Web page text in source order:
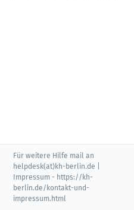
Für weitere Hilfe mail an
helpdesk(at)kh-berlin.de |
Impressum - https://kh-
berlin.de/kontakt-und-
impressum.html